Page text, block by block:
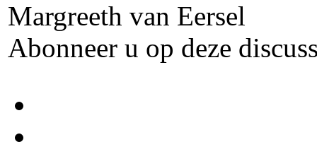
Margreeth van Eersel
Abonneer u op deze